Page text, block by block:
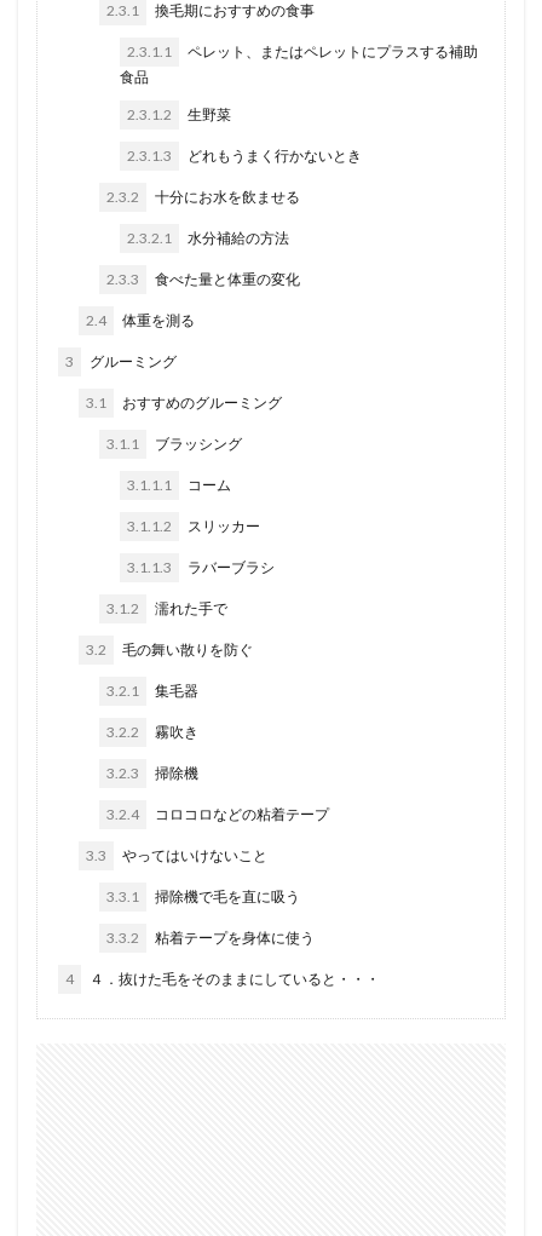
2.3.1 換毛期におすすめの食事
2.3.1.1
ペレット、またはペレットにプラスする補助
食品
2.3.1.2 生野菜
2.3.1.3 どれもうまく行かないとき
2.3.2 十分にお水を飲ませる
2.3.2.1 水分補給の方法
2.3.3 食べた量と体重の変化
2.4 体重を測る
3 グルーミング
3.1 おすすめのグルーミング
3.1.1 ブラッシング
3.1.1.1 コーム
3.1.1.2 スリッカー
3.1.1.3 ラバーブラシ
3.1.2 濡れた手で
3.2 毛の舞い散りを防ぐ
3.2.1 集毛器
3.2.2 霧吹き
3.2.3 掃除機
3.2.4 コロコロなどの粘着テープ
3.3 やってはいけないこと
3.3.1 掃除機で毛を直に吸う
3.3.2 粘着テープを身体に使う
4 ４．抜けた毛をそのままにしていると・・・